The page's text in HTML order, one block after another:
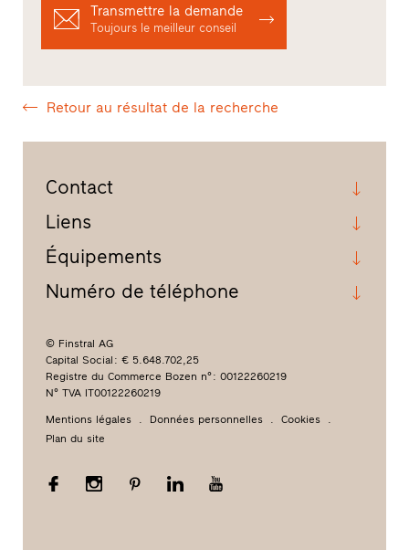
Transmettre la demande
Toujours le meilleur conseil
Retour au résultat de la recherche
Contact
Liens
Équipements
Numéro de téléphone
© Finstral AG
Capital Social : € 5.648.702,25
Registre du Commerce Bozen n° : 00122260219
N° TVA IT00122260219
Mentions légales Données personnelles
Cookies
Plan du site